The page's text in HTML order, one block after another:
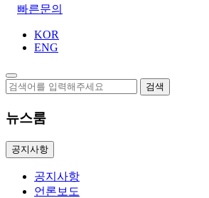
빠른문의
KOR
ENG
검색
뉴스룸
공지사항
공지사항
언론보도